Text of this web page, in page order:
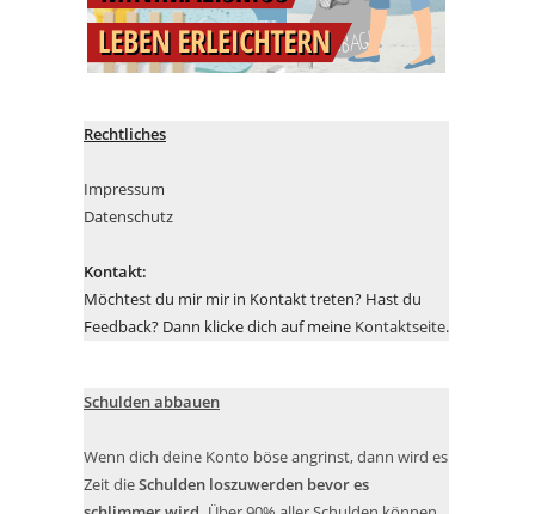
Rechtliches
Impressum
Datenschutz
Kontakt:
Möchtest du mir mir in Kontakt treten? Hast du
Feedback? Dann klicke dich auf meine Kontaktseite.
Schulden abbauen
Wenn dich deine Konto böse angrinst, dann wird es
Zeit dieSchulden loszuwerden bevor es